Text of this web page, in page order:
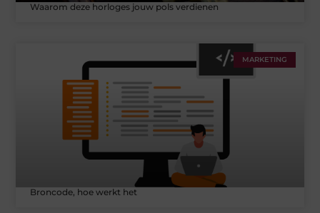
Waarom deze horloges jouw pols verdienen
MARKETING
Broncode, hoe werkt het